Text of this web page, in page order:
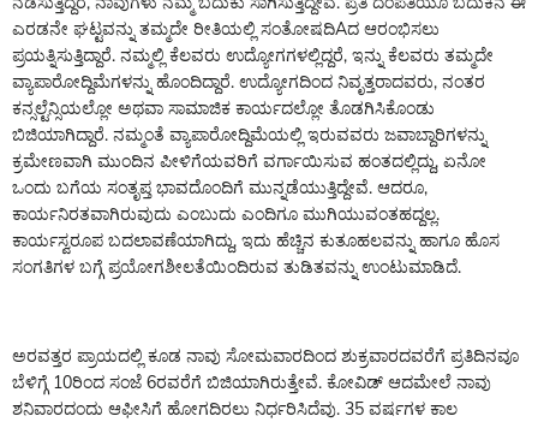
ಎರಡನೇ ಘಟ್ಟವನ್ನು ತಮ್ಮದೇ ರೀತಿಯಲ್ಲಿ ಸಂತೋಷದಿAದ ಆರಂಭಿಸಲು
ಪ್ರಯತ್ನಿಸುತ್ತಿದ್ದಾರೆ. ನಮ್ಮಲ್ಲಿ ಕೆಲವರು ಉದ್ಯೋಗಗಳಲ್ಲಿದ್ದರೆ, ಇನ್ನು ಕೆಲವರು ತಮ್ಮದೇ
ವ್ಯಾಪಾರೋದ್ದಿಮೆಗಳನ್ನು ಹೊಂದಿದ್ದಾರೆ. ಉದ್ಯೋಗದಿಂದ ನಿವೃತ್ತರಾದವರು, ನಂತರ
ಕನ್ಸಲ್ಟೆನ್ಸಿಯಲ್ಲೋ ಅಥವಾ ಸಾಮಾಜಿಕ ಕಾರ್ಯದಲ್ಲೋ ತೊಡಗಿಸಿಕೊಂಡು
ಬಿಜಿಯಾಗಿದ್ದಾರೆ. ನಮ್ಮಂತೆ ವ್ಯಾಪಾರೋದ್ದಿಮೆಯಲ್ಲಿ ಇರುವವರು ಜವಾಬ್ದಾರಿಗಳನ್ನು
ಕ್ರಮೇಣವಾಗಿ ಮುಂದಿನ ಪೀಳಿಗೆಯವರಿಗೆ ವರ್ಗಾಯಿಸುವ ಹಂತದಲ್ಲಿದ್ದು, ಏನೋ
ಒಂದು ಬಗೆಯ ಸಂತೃಪ್ತ ಭಾವದೊಂದಿಗೆ ಮುನ್ನಡೆಯುತ್ತಿದ್ದೇವೆ. ಆದರೂ,
ಕಾರ್ಯನಿರತವಾಗಿರುವುದು ಎಂಬುದು ಎಂದಿಗೂ ಮುಗಿಯುವಂತಹದ್ದಲ್ಲ.
ಕಾರ್ಯಸ್ವರೂಪ ಬದಲಾವಣೆಯಾಗಿದ್ದು, ಇದು ಹೆಚ್ಚಿನ ಕುತೂಹಲವನ್ನು ಹಾಗೂ ಹೊಸ
ಸಂಗತಿಗಳ ಬಗ್ಗೆ ಪ್ರಯೋಗಶೀಲತೆಯಿಂದಿರುವ ತುಡಿತವನ್ನು ಉಂಟುಮಾಡಿದೆ.
ಅರವತ್ತರ ಪ್ರಾಯದಲ್ಲಿ ಕೂಡ ನಾವು ಸೋಮವಾರದಿಂದ ಶುಕ್ರವಾರದವರೆಗೆ ಪ್ರತಿದಿನವೂ
ಬೆಳಿಗ್ಗೆ 10ರಿಂದ ಸಂಜೆ 6ರವರೆಗೆ ಬಿಜಿಯಾಗಿರುತ್ತೇವೆ. ಕೋವಿಡ್ ಆದಮೇಲೆ ನಾವು
ಶನಿವಾರದಂದು ಆಫೀಸಿಗೆ ಹೋಗದಿರಲು ನಿರ್ಧರಿಸಿದೆವು. 35 ವರ್ಷಗಳ ಕಾಲ